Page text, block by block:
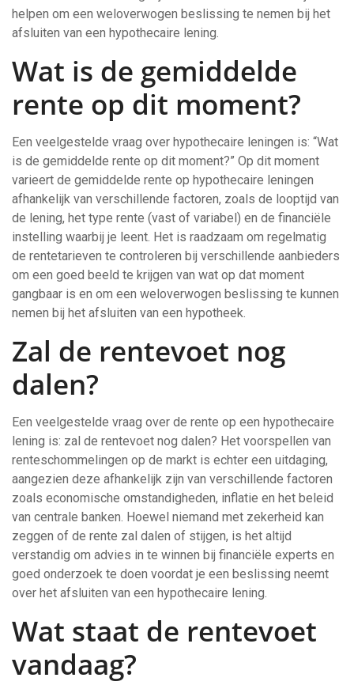
helpen om een weloverwogen beslissing te nemen bij het
afsluiten van een hypothecaire lening.
Wat is de gemiddelde
rente op dit moment?
Een veelgestelde vraag over hypothecaire leningen is: “Wat
is de gemiddelde rente op dit moment?” Op dit moment
varieert de gemiddelde rente op hypothecaire leningen
afhankelijk van verschillende factoren, zoals de looptijd van
de lening, het type rente (vast of variabel) en de financiële
instelling waarbij je leent. Het is raadzaam om regelmatig
de rentetarieven te controleren bij verschillende aanbieders
om een goed beeld te krijgen van wat op dat moment
gangbaar is en om een weloverwogen beslissing te kunnen
nemen bij het afsluiten van een hypotheek.
Zal de rentevoet nog
dalen?
Een veelgestelde vraag over de rente op een hypothecaire
lening is: zal de rentevoet nog dalen? Het voorspellen van
renteschommelingen op de markt is echter een uitdaging,
aangezien deze afhankelijk zijn van verschillende factoren
zoals economische omstandigheden, inflatie en het beleid
van centrale banken. Hoewel niemand met zekerheid kan
zeggen of de rente zal dalen of stijgen, is het altijd
verstandig om advies in te winnen bij financiële experts en
goed onderzoek te doen voordat je een beslissing neemt
over het afsluiten van een hypothecaire lening.
Wat staat de rentevoet
vandaag?